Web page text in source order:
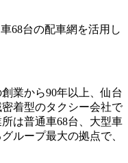
68台の配車網を活用し
業から90年以上、仙台
着型のタクシー会社で
は普通車68台、大型車
ループ最大の拠点で、